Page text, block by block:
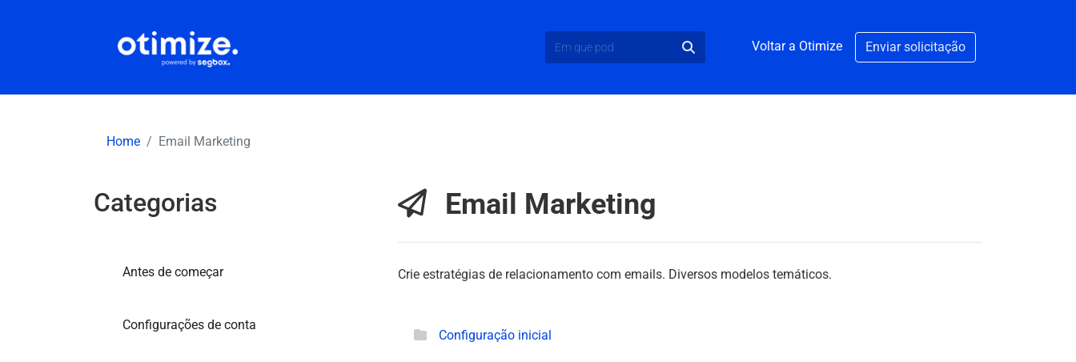
Voltar a Otimize Enviar solicitação
Home Email Marketing
Categorias
Antes de começar
Configurações de conta
Email Marketing
Crie estratégias de relacionamento com emails. Diversos modelos temáticos.
Configuração inicial